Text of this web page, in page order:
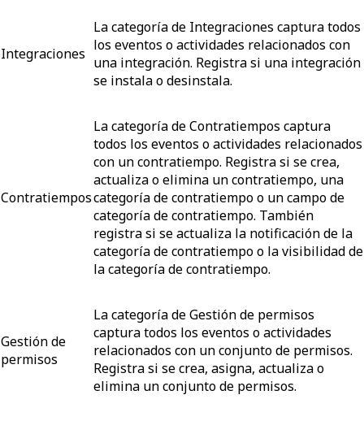
Integraciones
La categoría de Integraciones captura todos
los eventos o actividades relacionados con
una integración. Registra si una integración
se instala o desinstala.
Contratiempos
La categoría de Contratiempos captura
todos los eventos o actividades relacionados
con un contratiempo. Registra si se crea,
actualiza o elimina un contratiempo, una
categoría de contratiempo o un campo de
categoría de contratiempo. También
registra si se actualiza la notificación de la
categoría de contratiempo o la visibilidad de
la categoría de contratiempo.
Gestión de
permisos
La categoría de Gestión de permisos
captura todos los eventos o actividades
relacionados con un conjunto de permisos.
Registra si se crea, asigna, actualiza o
elimina un conjunto de permisos.